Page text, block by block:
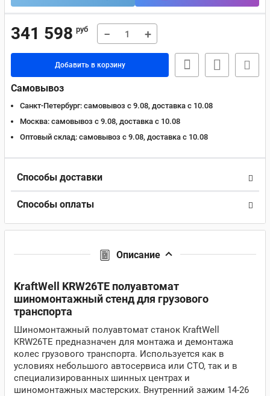
341 598 руб − +
Добавить в корзину
Самовывоз
Санкт-Петербург: самовывоз с 9.08, доставка c 10.08
Москва: самовывоз с 9.08, доставка c 10.08
Оптовый склад: самовывоз с 9.08, доставка c 10.08
Способы доставки
Способы оплаты
Описание
KraftWell KRW26TE полуавтомат
шиномонтажный стенд для грузового
транспорта
Шиномонтажный полуавтомат станок KraftWell
KRW26TE предназначен для монтажа и демонтажа
колес грузового транспорта. Используется как в
условиях небольшого автосервиса или СТО, так и в
специализированных шинных центрах и
шиномонтажных мастерских. Внутренний зажим 14-26